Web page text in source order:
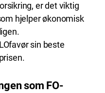
er det viktig
hjelper økonomisk
sin beste
som FO-